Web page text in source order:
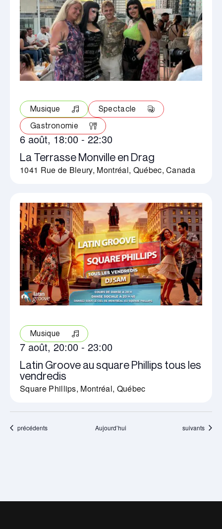
La Terrasse Monville en Drag
6 août, 18:00-22:30
1041 Rue de Bleury, Montréal, Québec, Canada
Musique
Spectacle
Gastronomie
Latin Groove au square Phillips tous les
vendredis
7 août, 20:00- 23:00
Square Phillips, Montréal, Québec
Musique
Évènements
précédents Aujourd’hui Évènements
suivants